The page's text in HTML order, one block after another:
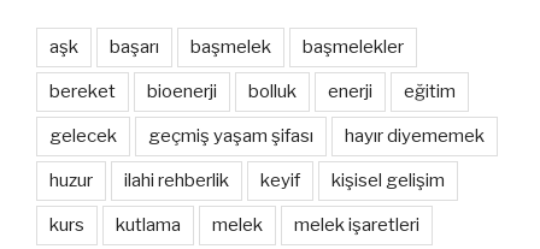
aşk başarı başmelek başmelekler
bereket bioenerji bolluk enerji eğitim
gelecek geçmiş yaşam şifası hayır diyememek
huzur ilahi rehberlik keyif kişisel gelişim
kurs kutlama melek melek işaretleri